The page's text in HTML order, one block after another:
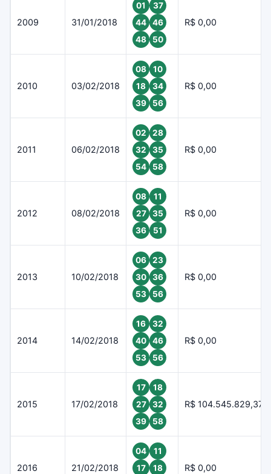
2009 31/01/2018
01
37
44
46
48
50
R$ 0,00
2010 03/02/2018
08
10
18
34
39
56
R$ 0,00
2011 06/02/2018
02
28
32
35
54
58
R$ 0,00
2012 08/02/2018
08
11
27
35
36
51
R$ 0,00
2013 10/02/2018
06
23
30
36
53
56
R$ 0,00
2014 14/02/2018
16
32
40
46
53
56
R$ 0,00
2015 17/02/2018
17
18
27
32
39
58
R$ 104.545.829,37
2016 21/02/2018
04
11
17
18
R$ 0,00